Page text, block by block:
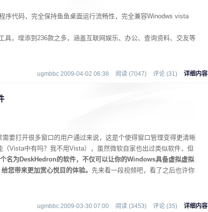
序代码，完全保持鱼鱼桌面运行流畅性，完全兼容Winodws vista
具，增添到236款之多，涵盖互联网娱乐、办公、查询资料、交友等
ugmbbc 2009-04-02 06:38 阅读 (7047) 评论 (31) 详细内容
要打开很多窗口的用户通过来说，这是个使得窗口管理变得更清晰
Vista中有吗？我不用Vista），虽然微软自家也出过类似软件，但
名为DeskHedron的软件，不仅可以让你的Windows具备虚拟虚拟
您带来更加赏心悦目的体验。 先来看一段视频吧，看了之后也许你
ugmbbc 2009-03-30 07:00 阅读 (3453) 评论 (35) 详细内容